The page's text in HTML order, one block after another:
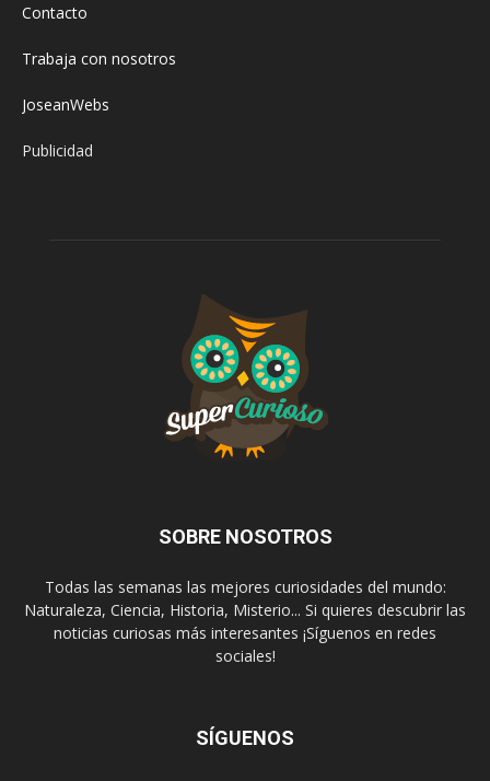
Contacto
Trabaja con nosotros
JoseanWebs
Publicidad
SOBRE NOSOTROS
Todas las semanas las mejores curiosidades del mundo:
Naturaleza, Ciencia, Historia, Misterio... Si quieres descubrir las
noticias curiosas más interesantes ¡Síguenos en redes
sociales!
SÍGUENOS